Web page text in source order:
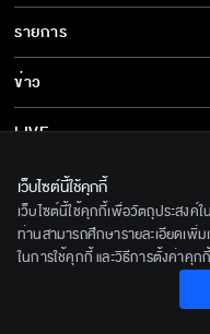
นั
ละคร/ซีรีส์
ซีรีส์นานาชาติ
การ์ตูน & เกม
รายการ
รายการทั้งหมด
ข่าว
ข่าวทั้งหมด
ข่าวประชาสัมพันธ์
LIVE
เกี่ยวกับเรา
BEC World
รู้จักเรา
ติดตามเราได้ที่
© 2020 Bangkok
Powered
เว็บไซต์นี้ใช้คุกกี้
เว็บไซต์นี้ใช้คุกกี้เพื่อวัตถุประสงค์
ท่านสามารถศึกษารายละเอียดเพิ่
ในการใช้คุกกี้ และวิธีการตั้งค่าคุก